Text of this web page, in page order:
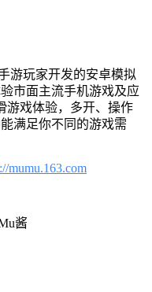
游玩家开发的安卓模拟
市面主流手机游戏及应
游戏体验，多开、操作
满足你不同的游戏需
mumu.163.com
酱